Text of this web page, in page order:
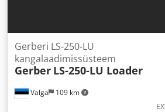
Valga 109 km
Gerberi LS-250-LU
kangalaadimissüsteem
Gerber LS-250-LU Loader